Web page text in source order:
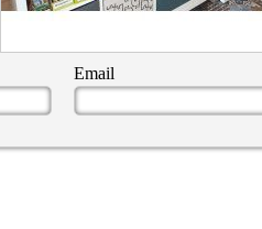
Email